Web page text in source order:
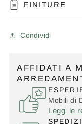
FINITURE
Condividi
AFFIDATI A
Mobili di
Leggi le